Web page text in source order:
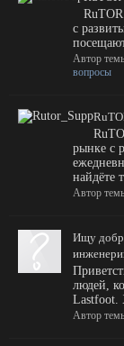
с
Автор
вопросы
рынке с
найдёте
Автор
Ищу
людей,
Lastfoot.
Автор